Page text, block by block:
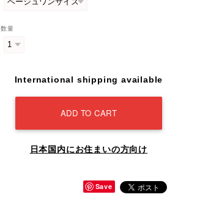
数量
International shipping available
ADD TO CART
日本国内にお住まいの方向け
Save